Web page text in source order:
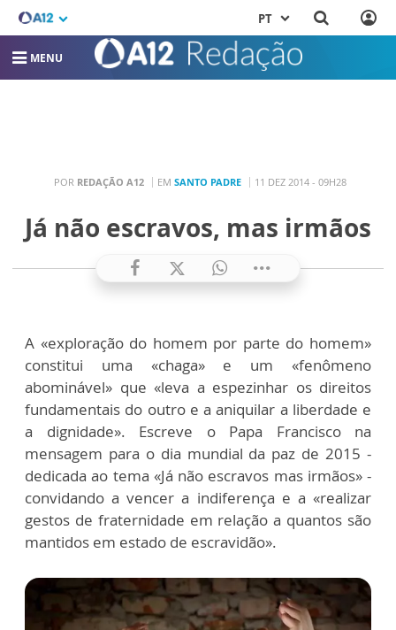
PT
MENU
POR REDAÇÃO A12 EM SANTO PADRE 11 DEZ 2014 - 09H28
Já não escravos, mas irmãos
A «exploração do homem por parte do homem»
constitui uma «chaga» e um «fenômeno
abominável» que «leva a espezinhar os direitos
fundamentais do outro e a aniquilar a liberdade e
a dignidade». Escreve o Papa Francisco na
mensagem para o dia mundial da paz de 2015 -
dedicada ao tema «Já não escravos mas irmãos» -
convidando a vencer a indiferença e a «realizar
gestos de fraternidade em relação a quantos são
mantidos em estado de escravidão».